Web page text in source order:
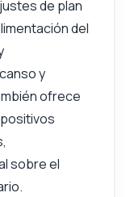
de plan
del
y
ofrece
sobre el
—
lo
del
del
buscar
ID?